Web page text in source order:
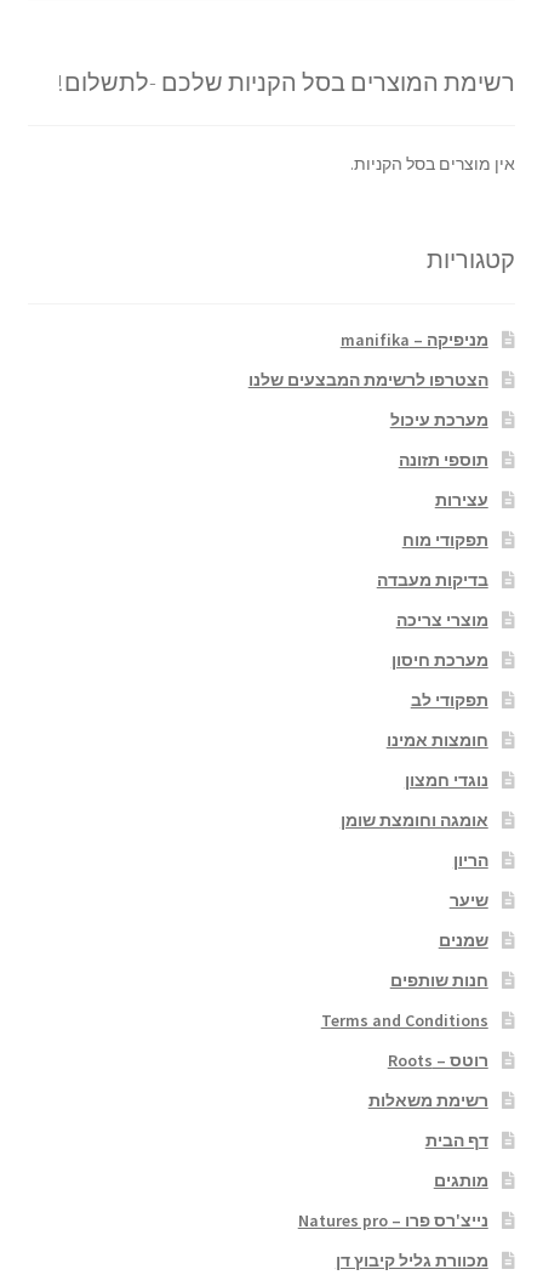
רשימת המוצרים בסל הקניות שלכם -לתשלום!
אין מוצרים בסל הקניות.
קטגוריות
מניפיקה – manifika
הצטרפו לרשימת המבצעים שלנו
מערכת עיכול
תוספי תזונה
עצירות
תפקודי מוח
בדיקות מעבדה
מוצרי צריכה
מערכת חיסון
תפקודי לב
חומצות אמינו
נוגדי חמצון
אומגה וחומצת שומן
הריון
שיער
שמנים
חנות שותפים
Terms and Conditions
רוטס – Roots
רשימת משאלות
דף הבית
מותגים
נייצ'רס פרו – Natures pro
מכוורת גליל קיבוץ דן